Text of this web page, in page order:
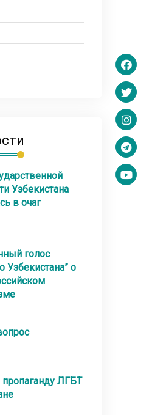
Узбекистана
в очаг
голос
Узбекистана” о
пропаганду ЛГБТ